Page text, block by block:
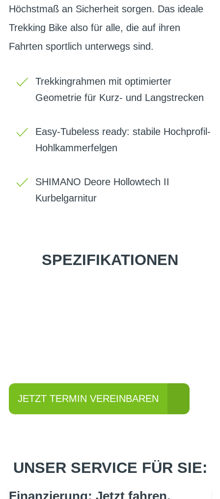
Höchstmaß an Sicherheit sorgen. Das ideale
Trekking Bike also für alle, die auf ihren
Fahrten sportlich unterwegs sind.
Trekkingrahmen mit optimierter
Geometrie für Kurz- und Langstrecken
Easy-Tubeless ready: stabile Hochprofil-
Hohlkammerfelgen
SHIMANO Deore Hollowtech II
Kurbelgarnitur
SPEZIFIKATIONEN
JETZT TERMIN VEREINBAREN
UNSER SERVICE FÜR SIE: